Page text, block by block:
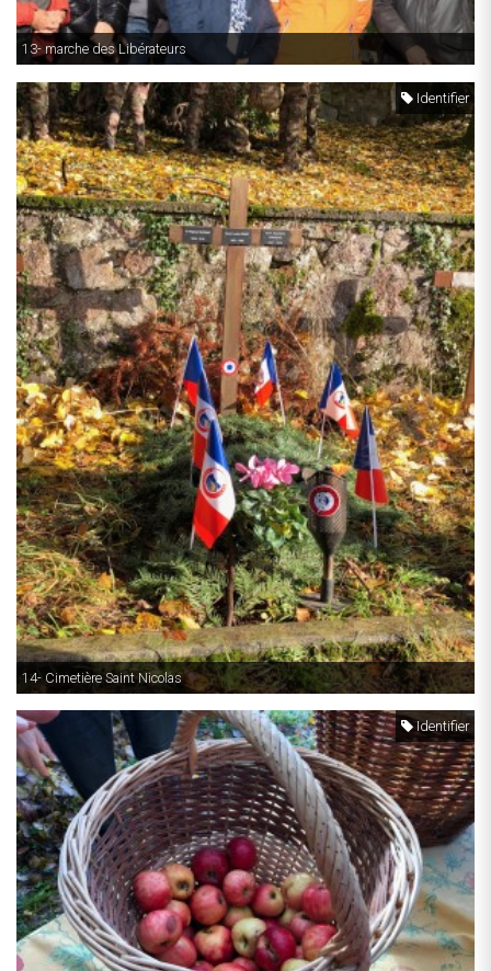
13- marche des Libérateurs
Identifier
14- Cimetière Saint Nicolas
Identifier